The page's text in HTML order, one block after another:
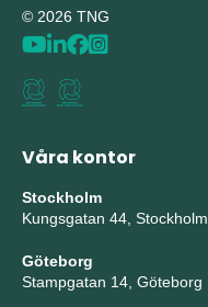
© 2026 TNG
Våra kontor
Stockholm
Kungsgatan 44, Stockholm
Göteborg
Stampgatan 14, Göteborg